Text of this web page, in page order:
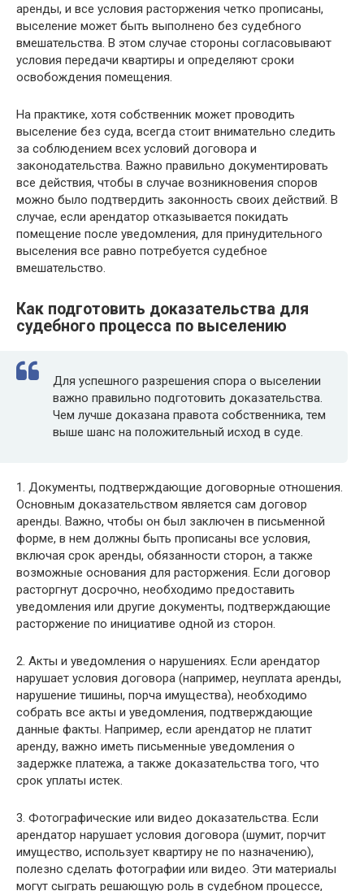
аренды, и все условия расторжения четко прописаны,
выселение может быть выполнено без судебного
вмешательства. В этом случае стороны согласовывают
условия передачи квартиры и определяют сроки
освобождения помещения.
На практике, хотя собственник может проводить
выселение без суда, всегда стоит внимательно следить
за соблюдением всех условий договора и
законодательства. Важно правильно документировать
все действия, чтобы в случае возникновения споров
можно было подтвердить законность своих действий. В
случае, если арендатор отказывается покидать
помещение после уведомления, для принудительного
выселения все равно потребуется судебное
вмешательство.
Как подготовить доказательства для
судебного процесса по выселению
Для успешного разрешения спора о выселении
важно правильно подготовить доказательства.
Чем лучше доказана правота собственника, тем
выше шанс на положительный исход в суде.
1. Документы, подтверждающие договорные отношения.
Основным доказательством является сам договор
аренды. Важно, чтобы он был заключен в письменной
форме, в нем должны быть прописаны все условия,
включая срок аренды, обязанности сторон, а также
возможные основания для расторжения. Если договор
расторгнут досрочно, необходимо предоставить
уведомления или другие документы, подтверждающие
расторжение по инициативе одной из сторон.
2. Акты и уведомления о нарушениях. Если арендатор
нарушает условия договора (например, неуплата аренды,
нарушение тишины, порча имущества), необходимо
собрать все акты и уведомления, подтверждающие
данные факты. Например, если арендатор не платит
аренду, важно иметь письменные уведомления о
задержке платежа, а также доказательства того, что
срок уплаты истек.
3. Фотографические или видео доказательства. Если
арендатор нарушает условия договора (шумит, порчит
имущество, использует квартиру не по назначению),
полезно сделать фотографии или видео. Эти материалы
могут сыграть решающую роль в судебном процессе,